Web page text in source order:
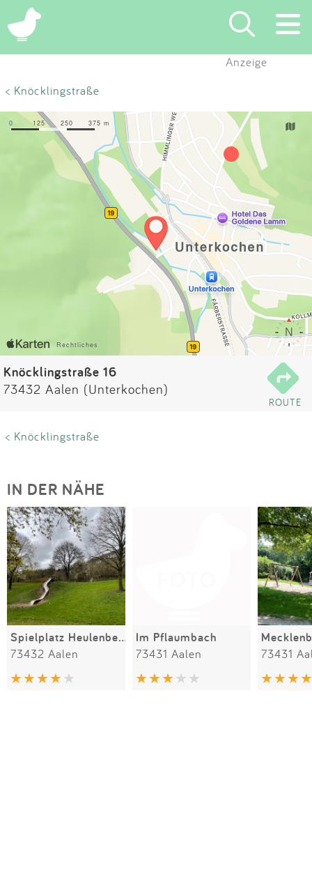
×
Eintragen
App
Blog
Partner
Kontakt
Impressum
Anmelden
Anzeige
< Knöcklingstraße
Knöcklingstraße 16
73432 Aalen (Unterkochen)
ROUTE
< Knöcklingstraße
IN DER NÄHE
Spielplatz Heulenberg
73432 Aalen
Im Pflaumbach
73431 Aalen 73431